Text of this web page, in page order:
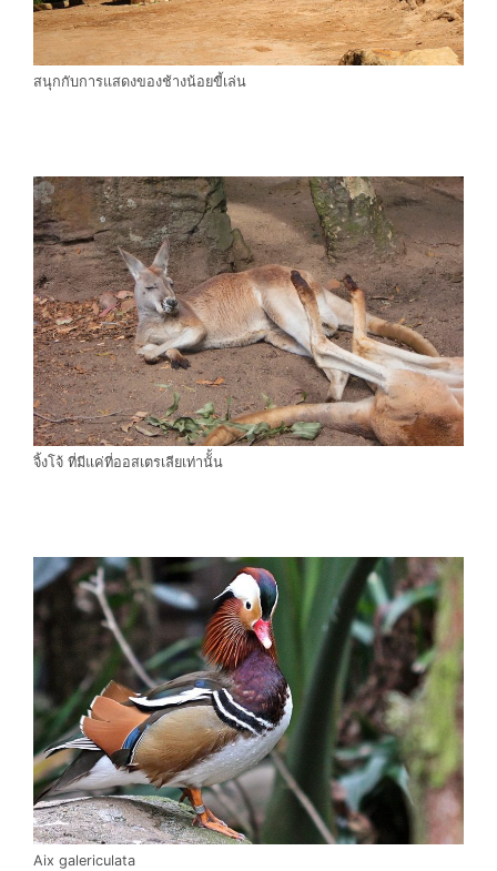
สนุกกับการแสดงของช้างน้อยขี้เล่น
จิ้งโจ้ ที่มีแค่ที่ออสเตรเลียเท่านัั้น
Aix galericulata